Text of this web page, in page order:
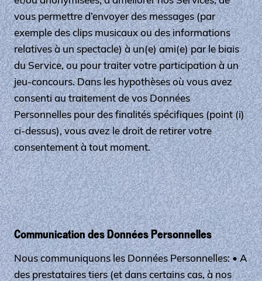
vous permettre d’envoyer des messages (par
exemple des clips musicaux ou des informations
relatives à un spectacle) à un(e) ami(e) par le biais
du Service, ou pour traiter votre participation à un
jeu-concours. Dans les hypothèses où vous avez
consenti au traitement de vos Données
Personnelles pour des finalités spécifiques (point (i)
ci-dessus), vous avez le droit de retirer votre
consentement à tout moment.
Communication des Données Personnelles
Nous communiquons les Données Personnelles: • A
des prestataires tiers (et dans certains cas, à nos